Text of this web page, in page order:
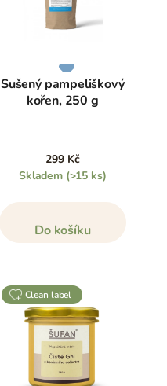
Sušený pampeliškový
kořen, 250 g
299 Kč
Skladem (>15 ks)
Do košíku
clean label